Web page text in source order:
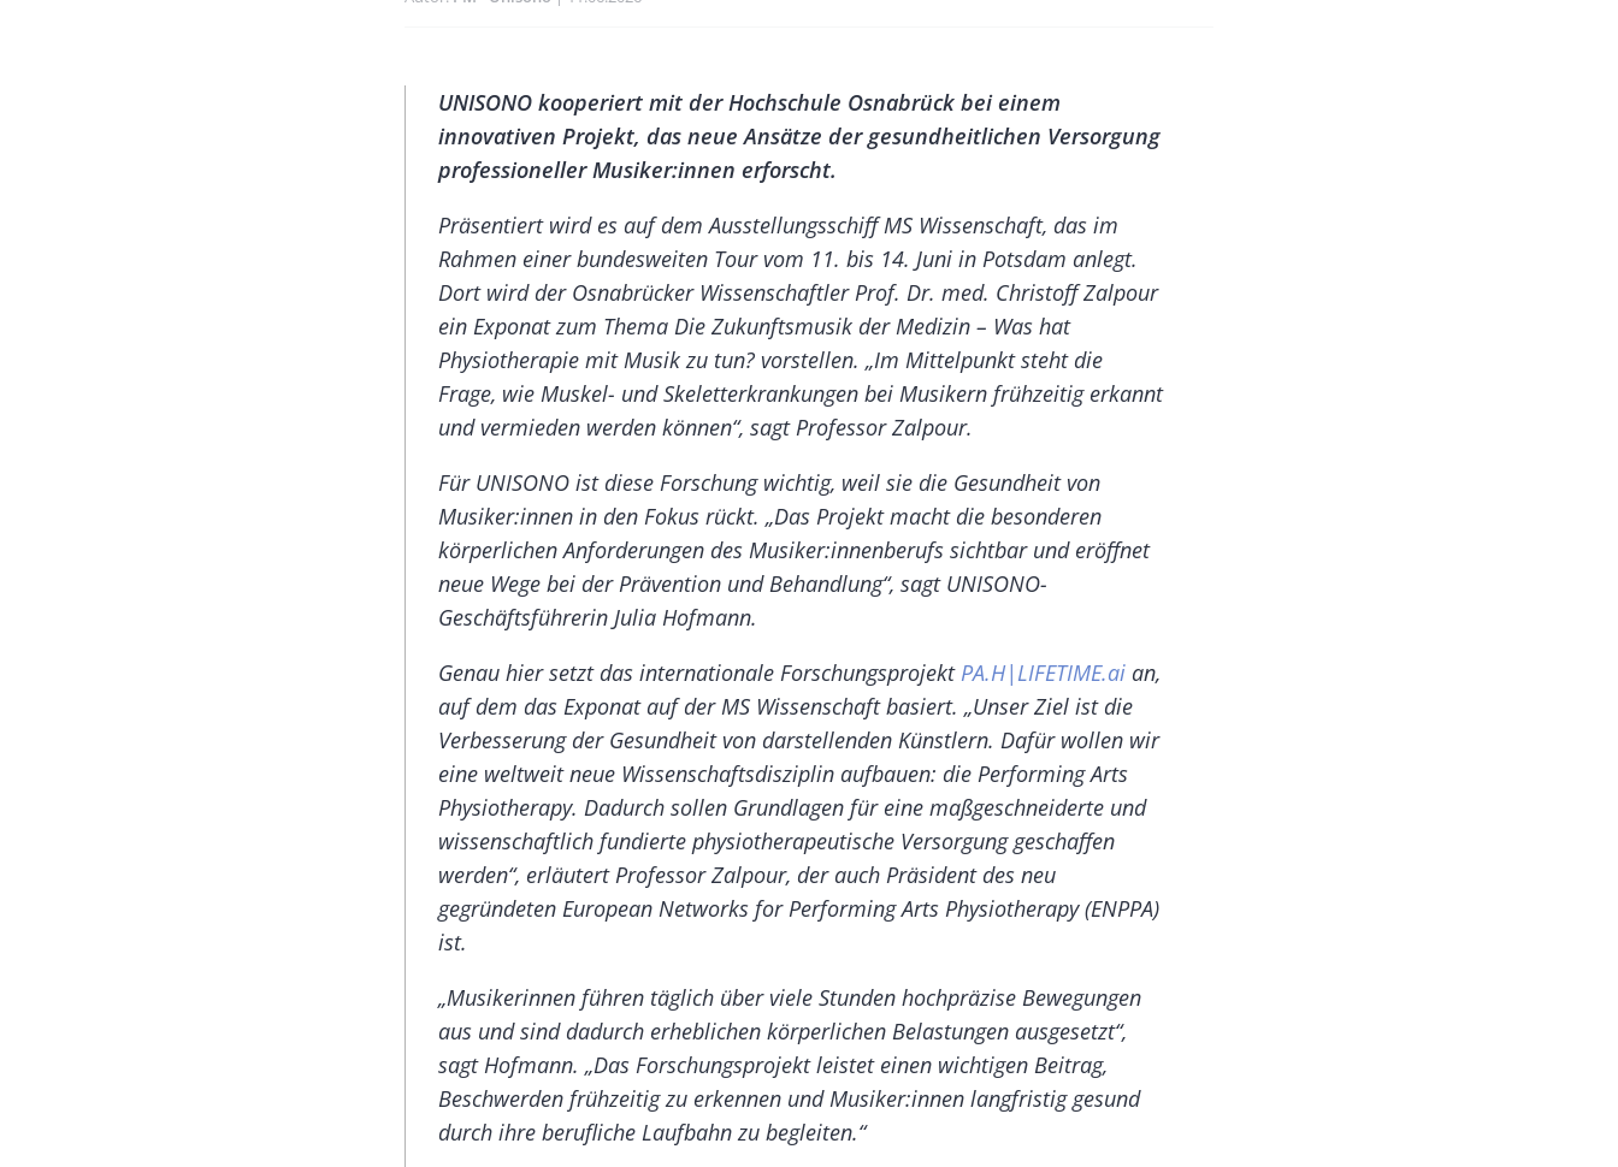
Banner
Rectangle
Left
Rectangle
Right
BodyUNISONO kooperiert mit der Hochschule Osnabrück bei einem
innovativen Projekt, das neue Ansätze der gesundheitlichen Versorgung
professioneller Musiker:innen erforscht.
Präsentiert wird es auf dem AusstellungsschiffMS Wissenschaft, das im
Rahmen einer bundesweiten Tour vom 11. bis 14. Juni in Potsdam anlegt.
Dort wird der Osnabrücker Wissenschaftler Prof. Dr. med. Christoff Zalpour
ein Exponat zum Thema Die Zukunftsmusik der Medizin – Was hat
Physiotherapie mit Musik zu tun? vorstellen. „Im Mittelpunkt steht die
Frage, wie Muskel- und Skeletterkrankungen bei Musikern frühzeitig erkannt
und vermieden werden können“, sagt Professor Zalpour.
Für UNISONO ist diese Forschung wichtig, weil sie die Gesundheit von
Musiker:innen in den Fokus rückt. „Das Projekt macht die besonderen
körperlichen Anforderungen des Musiker:innenberufs sichtbar und eröffnet
neue Wege bei der Prävention und Behandlung“, sagt UNISONO-
Geschäftsführerin Julia Hofmann.
Genau hier setzt das internationale Forschungsprojekt PA.H|LIFETIME.ai an,
auf dem das Exponat auf der MS Wissenschaft basiert. „Unser Ziel ist die
Verbesserung der Gesundheit von darstellenden Künstlern. Dafür wollen wir
eine weltweit neue Wissenschaftsdisziplin aufbauen: die Performing Arts
Physiotherapy. Dadurch sollen Grundlagen für eine maßgeschneiderte und
wissenschaftlich fundierte physiotherapeutische Versorgung geschaffen
werden“, erläutert Professor Zalpour, der auch Präsident des neu
gegründeten European Networks for Performing Arts Physiotherapy(ENPPA)
ist.
„Musikerinnen führen täglich über viele Stunden hochpräzise Bewegungen
aus und sind dadurch erheblichen körperlichen Belastungen ausgesetzt“,
sagt Hofmann. „Das Forschungsprojekt leistet einen wichtigen Beitrag,
Beschwerden frühzeitig zu erkennen und Musiker:innen langfristig gesund
durch ihre berufliche Laufbahn zu begleiten.“